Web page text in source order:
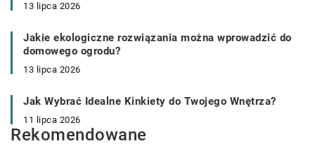
13 lipca 2026
Jakie ekologiczne rozwiązania można wprowadzić do
domowego ogrodu?
13 lipca 2026
Jak Wybrać Idealne Kinkiety do Twojego Wnętrza?
11 lipca 2026
Rekomendowane